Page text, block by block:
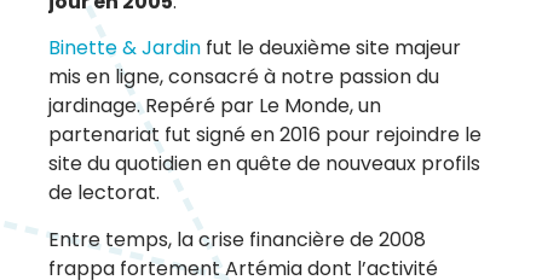
Binette & Jardin fut le deuxième site majeur
mis en ligne, consacré à notre passion du
jardinage. Repéré par Le Monde, un
partenariat fut signé en 2016 pour rejoindre le
site du quotidien en quête de nouveaux profils
de lectorat.
Entre temps, la crise financière de 2008
frappa fortement Artémia dont l’activité